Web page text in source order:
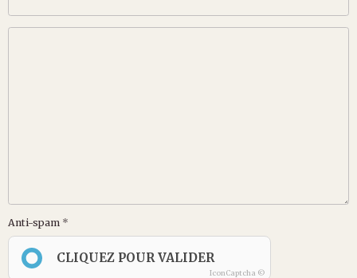
Anti-spam
CLIQUEZ POUR VALIDER
IconCaptcha ©